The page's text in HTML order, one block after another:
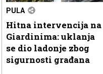
PULA
Hitna intervencija na
Giardinima: uklanja
se dio ladonje zbog
sigurnosti građana